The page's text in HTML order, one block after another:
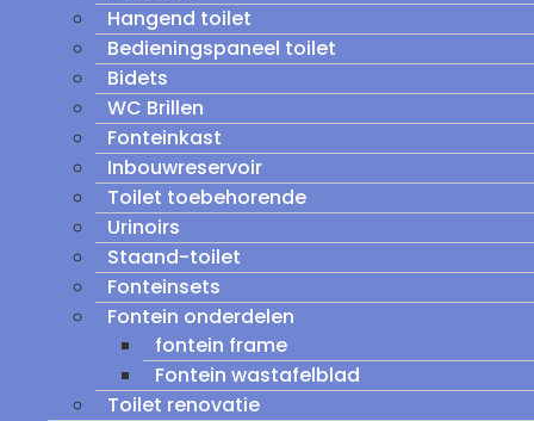
Hangend toilet
Bedieningspaneel toilet
Bidets
WC Brillen
Fonteinkast
Inbouwreservoir
Toilet toebehorende
Urinoirs
Staand-toilet
Fonteinsets
Fontein onderdelen
fontein frame
Fontein wastafelblad
Toilet renovatie